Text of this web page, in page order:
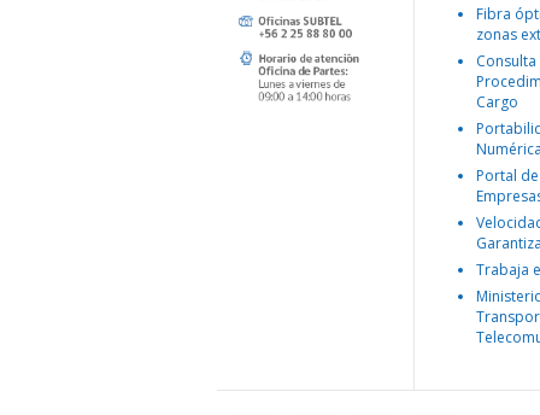
Fibra
zonas
Consulta
Cargo
Portal
Trabaja